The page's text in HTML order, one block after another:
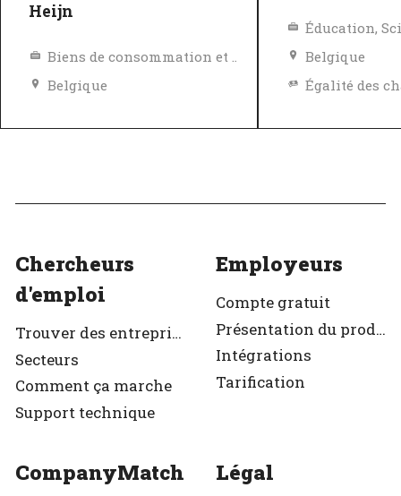
Heijn
Belgique
Éducation,
Belgique
Chercheurs
d'emploi
Trouver des entreprises
Secteurs
Comment ça marche
Support technique
Employeurs
Compte gratuit
Présentation du produit
Intégrations
Tarification
CompanyMatch Légal